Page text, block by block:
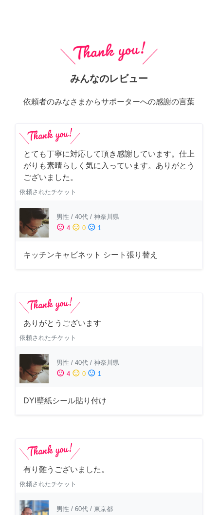
みんなのレビュー
依頼者のみなさまからサポーターへの感謝の言葉
とても丁寧に対応して頂き感謝しています。仕上
がりも素晴らしく気に入っています。ありがとう
ございました。
依頼されたチケット
男性 / 40代 / 神奈川県
sentiment_satisfied 4 sentiment_neutral 0 sentiment_dissatisfied 1
キッチンキャビネット シート張り替え
ありがとうございます
依頼されたチケット
男性 / 40代 / 神奈川県
sentiment_satisfied 4 sentiment_neutral 0 sentiment_dissatisfied 1
DYI壁紙シール貼り付け
有り難うございました。
依頼されたチケット
男性 / 60代 / 東京都